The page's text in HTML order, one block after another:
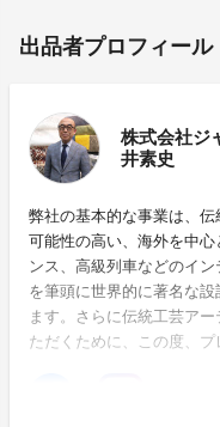
出品者プロフィール
株式会社ジ
井素史
弊社の基本的な事業は、
可能性の高い、海外を中
ンス、高級列車などのイ
を筆頭に世界的に著名な
ます。さらに伝統工芸ア
ただくために、この度、プ